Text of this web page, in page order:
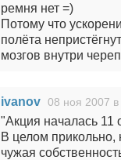
ремня нет =)
Потому что
полёта
мозгов внутри
ivanov 08 ноя 2007
"Акция началась 11
В целом прикольно,
чужая